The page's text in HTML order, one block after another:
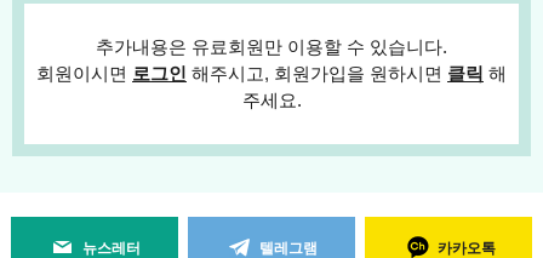
추가내용은 유료회원만 이용할 수 있습니다.
회원이시면 로그인 해주시고, 회원가입을 원하시면 클릭 해
주세요.
뉴스레터 텔레그램 카카오톡